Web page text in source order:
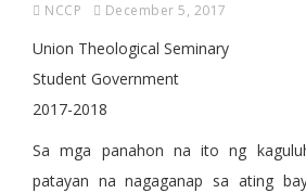
NCCP December 5, 2017
Union Theological Seminary
Student Government
2017-2018
Sa mga panahon na ito ng
patayan na nagaganap sa ating